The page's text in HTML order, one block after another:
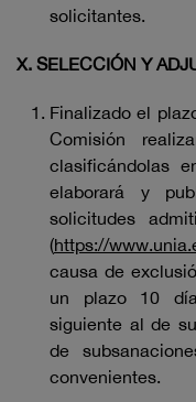
solicitantes.
X. SELECCIÓN Y
Finalizado el
Comisión
clasificándolas
elaborará y
solicitudes
(https://
causa de
un plazo 10
siguiente al de
de
convenientes.